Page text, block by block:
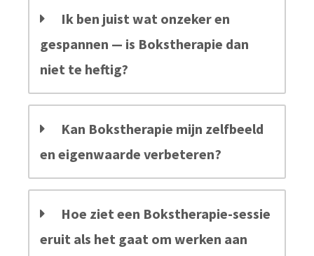
Ik ben juist wat onzeker en
gespannen — is Bokstherapie dan
niet te heftig?
Kan Bokstherapie mijn zelfbeeld
en eigenwaarde verbeteren?
Hoe ziet een Bokstherapie-sessie
eruit als het gaat om werken aan